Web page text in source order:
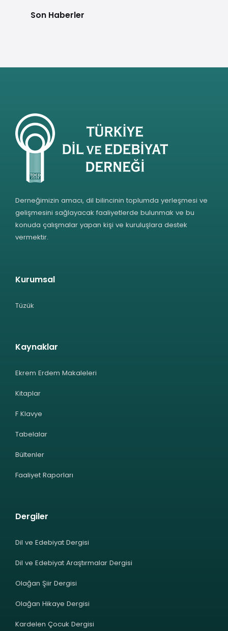
Son Haberler
Derneğimizin amacı, dil bilincinin toplumda yerleşmesi ve
gelişmesini sağlayacak faaliyetlerde bulunmak ve bu
konuda çalışmalar yapan kişi ve kuruluşlara destek
vermektir.
Kurumsal
Tüzük
Kaynaklar
Ekrem Erdem Makaleleri
Kitaplar
F Klavye
Tabelalar
Bültenler
Faaliyet Raporları
Dergiler
Dil ve Edebiyat Dergisi
Dil ve Edebiyat Araştırmalar Dergisi
Olağan Şiir Dergisi
Olağan Hikaye Dergisi
Kardelen Çocuk Dergisi